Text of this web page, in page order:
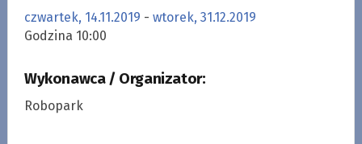
czwartek, 14.11.2019 - wtorek, 31.12.2019
Godzina 10:00
Wykonawca / Organizator:
Robopark